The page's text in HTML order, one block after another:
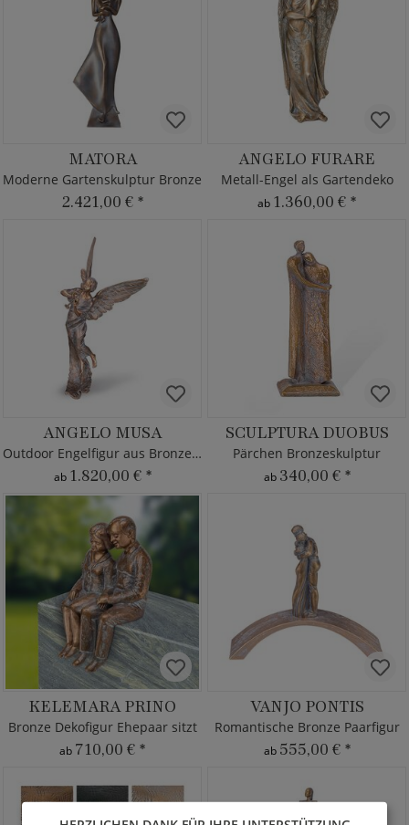
MATORA
Moderne Gartenskulptur Bronze
2.421,00 € *
ANGELO FURARE
Metall-Engel als Gartendeko
ab 1.360,00 € *
ANGELO MUSA
Outdoor Engelfigur aus Bronze mit Flöte
ab 1.820,00 € *
SCULPTURA DUOBUS
Pärchen Bronzeskulptur
ab 340,00 € *
KELEMARA PRINO
Bronze Dekofigur Ehepaar sitzt
ab 710,00 € *
VANJO PONTIS
Romantische Bronze Paarfigur
ab 555,00 € *